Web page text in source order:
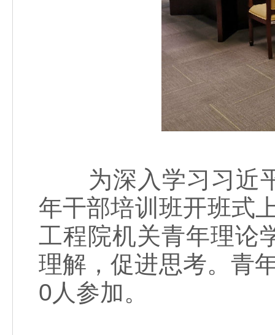
为深入学习习近平
年干部培训班开班式
工程院机关青年理论
理解，促进思考。青
0人参加。